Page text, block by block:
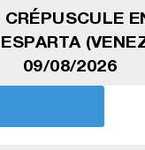
CRÉPUSCULE
09/08/2026